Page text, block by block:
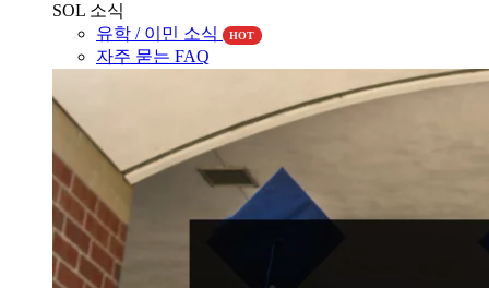
유학 / 이민 소식
자주 묻는 FAQ